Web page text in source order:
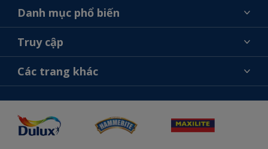
Giới thiệu về AkzoNobel
Liên hệ chúng tôi
Tìm một cửa hàng
Danh mục phổ biến
Tìm màu sắc
Chọn sản phẩm
Ý tưởng
Truy cập
Khả năng truy cập
Tính Chính Xác về Màu Sắc
Các trang khác